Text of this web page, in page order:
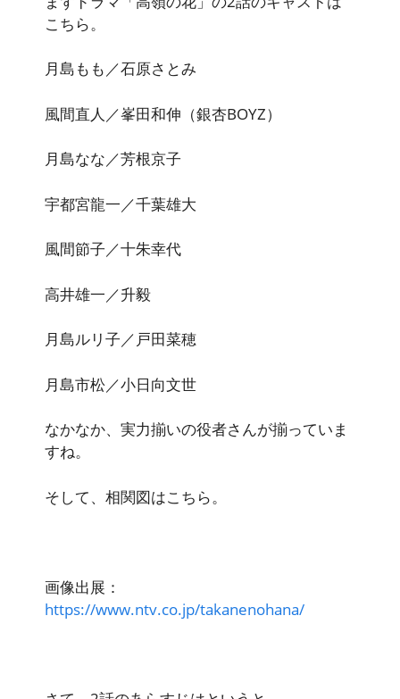
こちら。
月島もも／石原さとみ
風間直人／峯田和伸（銀杏BOYZ）
月島なな／芳根京子
宇都宮龍一／千葉雄大
風間節子／十朱幸代
高井雄一／升毅
月島ルリ子／戸田菜穂
月島市松／小日向文世
なかなか、実力揃いの役者さんが揃っていま
すね。
そして、相関図はこちら。
画像出展：
https://www.ntv.co.jp/takanenohana/